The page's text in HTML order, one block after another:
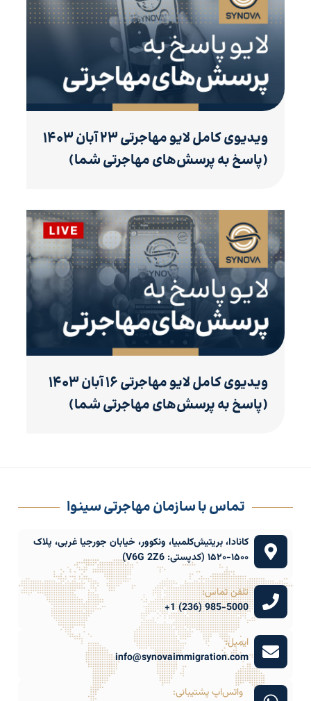
ویدیوی کامل لایو مهاجرتی ۲۳ آبان ۱۴۰۳
(پاسخ به پرسش‌های مهاجرتی شما)
ویدیوی کامل لایو مهاجرتی ۱۶ آبان ۱۴۰۳
(پاسخ به پرسش‌های مهاجرتی شما)
تماس با سازمان مهاجرتی سینوا
کانادا، بریتیش‌کلمبیا، ونکوور، خیابان جورجیا غربی، پلاک
۱۵۰۰-۱۵۲۰ (کدپستی: V6G 2Z6)
تلفن تماس:
985-5000 (236) 1+
ایمیل:
info@synovaimmigration.com
واتس‌اپ پشتیبانی: